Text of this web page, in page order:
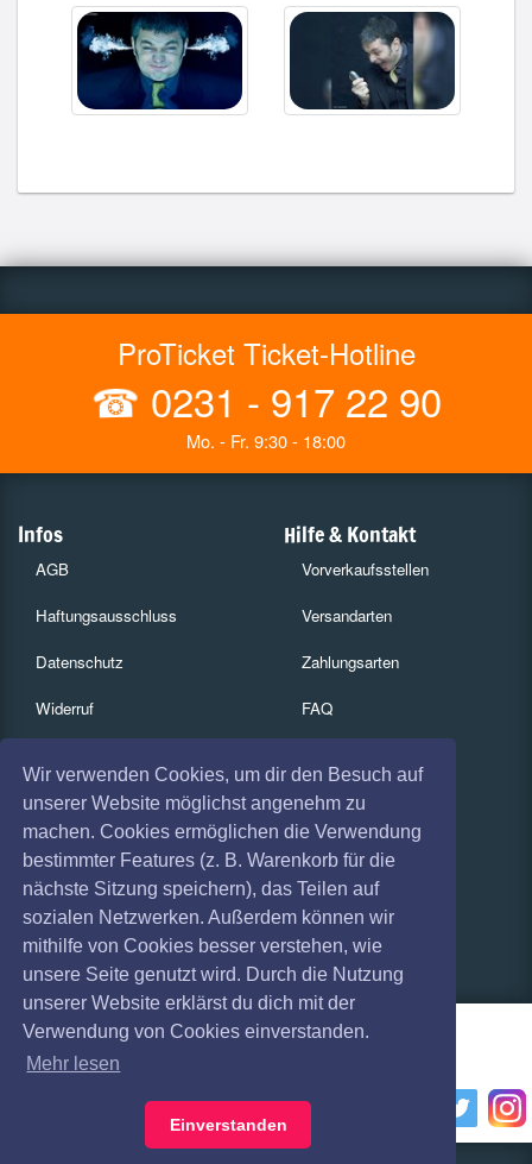
Wir verwenden Cookies, um dir den Besuch auf
unserer Website möglichst angenehm zu
machen. Cookies ermöglichen die Verwendung
bestimmter Features (z. B. Warenkorb für die
nächste Sitzung speichern), das Teilen auf
sozialen Netzwerken. Außerdem können wir
mithilfe von Cookies besser verstehen, wie
unsere Seite genutzt wird. Durch die Nutzung
unserer Website erklärst du dich mit der
Verwendung von Cookies einverstanden.
Mehr lesen
Einverstanden
ProTicket Ticket-Hotline
☎ 0231 - 917 22 90
Mo. - Fr. 9:30 - 18:00
Infos
AGB
Haftungsausschluss
Datenschutz
Widerruf
Absagen
Hilfe & Kontakt
Vorverkaufsstellen
Versandarten
Zahlungsarten
FAQ
Services
Gutscheine
Geschäftskunden
Kartenrückgabe
Besucherregistrierung